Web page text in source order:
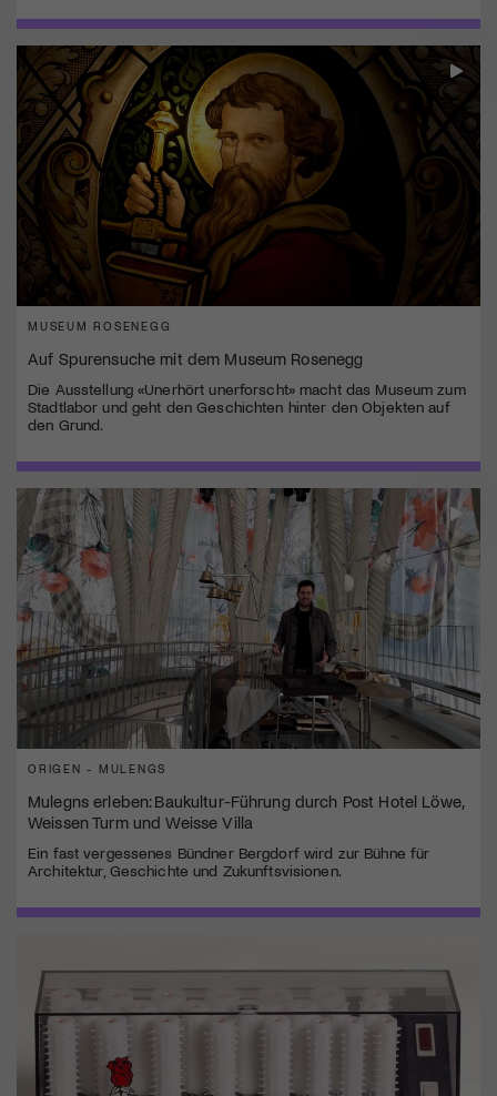
MUSEUM ROSENEGG
Auf Spurensuche mit dem Museum Rosenegg
Die Ausstellung «Unerhört unerforscht» macht das Museum zum
Stadtlabor und geht den Geschichten hinter den Objekten auf
den Grund.
ORIGEN - MULENGS
Mulegns erleben: Baukultur-Führung durch Post Hotel Löwe,
Weissen Turm und Weisse Villa
Ein fast vergessenes Bündner Bergdorf wird zur Bühne für
Architektur, Geschichte und Zukunftsvisionen.